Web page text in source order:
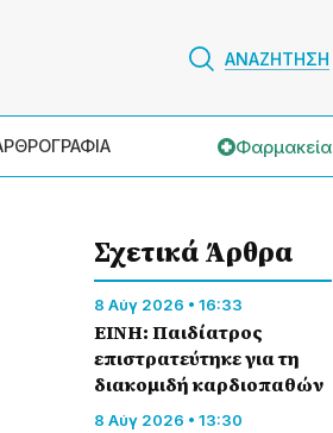
ΑΝΑΖΗΤΗΣΗ
Φαρμακεία
Σχετικά Άρθρα
8 Αύγ 2026 • 16:33
ΕΙΝΗ: Παιδίατρος
επιστρατεύτηκε για τη
διακομιδή καρδιοπαθών
8 Αύγ 2026 • 13:30